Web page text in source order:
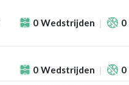
0 Wedstrijden 0
0 Wedstrijden 0